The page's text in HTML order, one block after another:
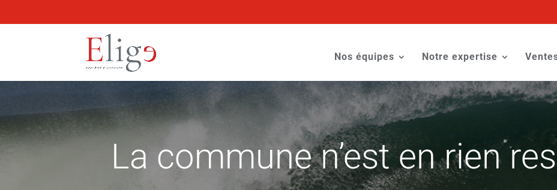
Nos équipes Notre expertise
La commune n’est en rien